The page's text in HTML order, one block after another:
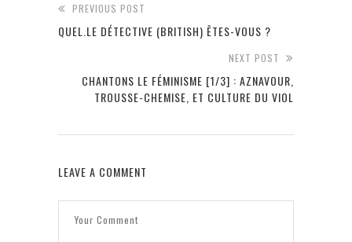
PREVIOUS POST
QUEL.LE DÉTECTIVE (BRITISH) ÊTES-VOUS ?
NEXT POST
CHANTONS LE FÉMINISME [1/3] : AZNAVOUR,
TROUSSE-CHEMISE, ET CULTURE DU VIOL
LEAVE A COMMENT